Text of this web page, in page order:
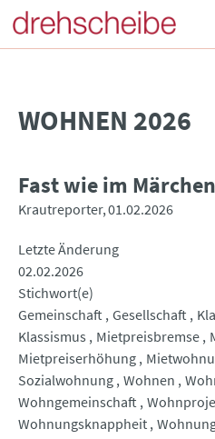
WOHNEN 2026
Fast wie im Märchen
Krautreporter 01.02.2026
Letzte Änderung
02.02.2026
Stichwort(e)
Gemeinschaft Gesellschaft
Klassismus
Mietpreisbremse
Mietpreiserhöhung
Sozialwohnung Wohnen
Wohngemeinschaft
Wohnungsknappheit